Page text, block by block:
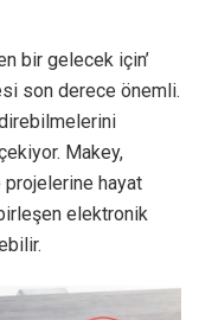
bir gelecek için’
son derece önemli.
Makey,
projelerine hayat
elektronik